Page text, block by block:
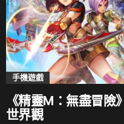
手機遊戲
《精靈M：無盡冒
世界觀